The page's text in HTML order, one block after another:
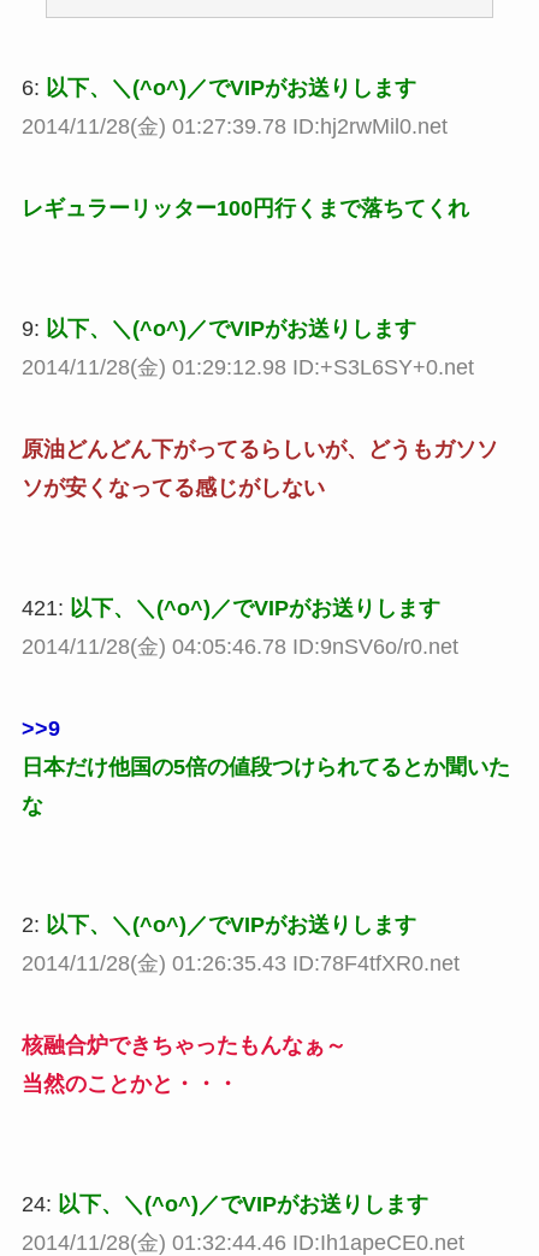
6: 以下、＼(^o^)／でVIPがお送りします
2014/11/28(金) 01:27:39.78 ID:hj2rwMil0.net
レギュラーリッター100円行くまで落ちてくれ
9: 以下、＼(^o^)／でVIPがお送りします
2014/11/28(金) 01:29:12.98 ID:+S3L6SY+0.net
原油どんどん下がってるらしいが、どうもガソソ
ソが安くなってる感じがしない
421: 以下、＼(^o^)／でVIPがお送りします
2014/11/28(金) 04:05:46.78 ID:9nSV6o/r0.net
>>9
日本だけ他国の5倍の値段つけられてるとか聞いた
な
2: 以下、＼(^o^)／でVIPがお送りします
2014/11/28(金) 01:26:35.43 ID:78F4tfXR0.net
核融合炉できちゃったもんなぁ～
当然のことかと・・・
24: 以下、＼(^o^)／でVIPがお送りします
2014/11/28(金) 01:32:44.46 ID:Ih1apeCE0.net